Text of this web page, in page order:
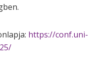
https://conf.uni-